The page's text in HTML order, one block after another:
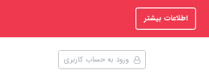
اطلاعات بیشتر
ورود به حساب کاربری